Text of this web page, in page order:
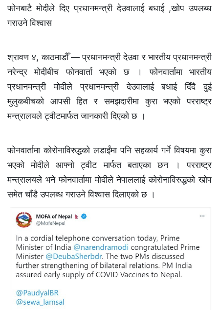
फोनबाटै मोदीले दिए प्रधानमन्त्री देउवालाई बधाई ,खोप उपलब्ध
गराउने विश्वास
श्रावण ४, काठमाडौँ — प्रधानमन्त्री देउवा र भारतीय प्रधानमन्त्री
नरेन्द्र मोदीबीच फोनवार्ता भएको छ । फोनवार्तामा भारतीय
प्रधानमन्त्री मोदीले प्रधानमन्त्री देउवालाई बधाई दिँदै दुई
मुलुकबीचको आपसी हित र समझदारीमा कुरा भएको परराष्ट्र
मन्त्रालयले ट्वीटमार्फत जानकारी दिएको छ ।
फोनवार्तामा कोरोनाविरुद्धको लडाईंमा पनि सहकार्य गर्ने विषयमा कुरा
भएको मोदीले आफ्नो ट्वीट मार्फत बताएका छन । परराष्ट्र
मन्त्रालयले भने फोनवार्तामा मोदीले नेपाललाई कोरोनाविरुद्धको खोप
समेत चाँडै उपलब्ध गराउने विश्वास दिलाएको छ ।